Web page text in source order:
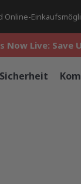
Now Live: Save
Now Live: Save
Sicherheit